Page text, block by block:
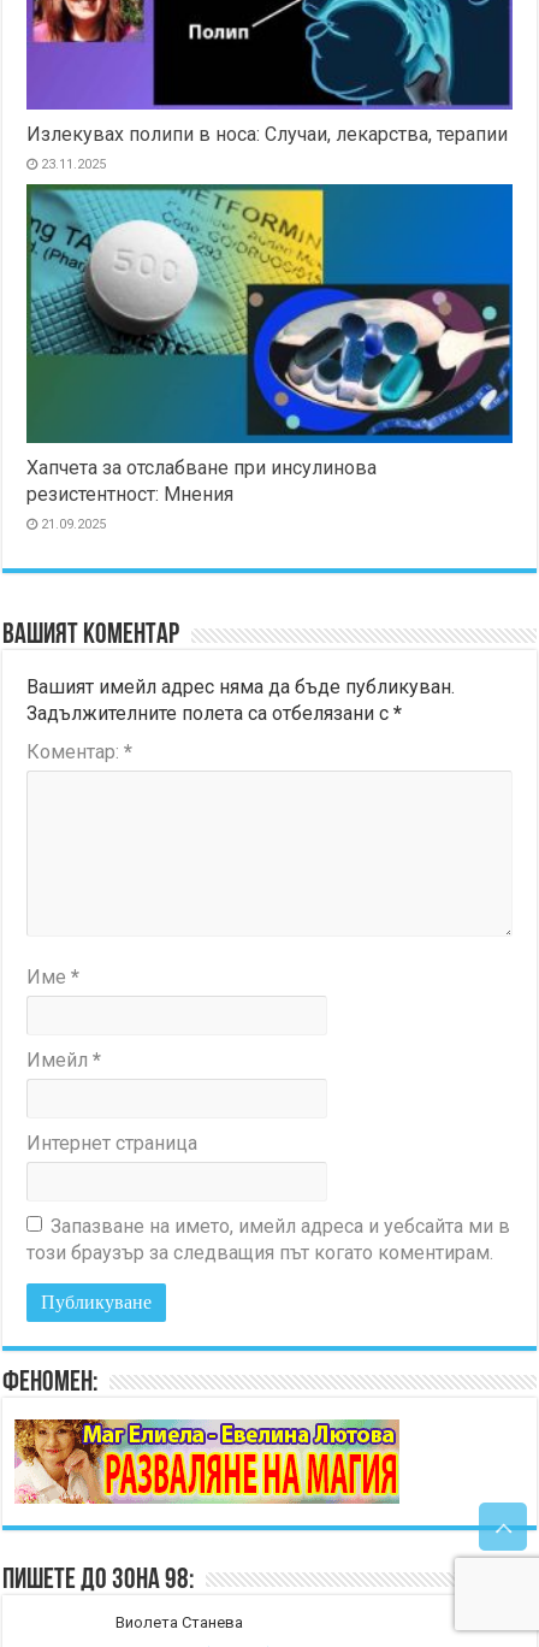
Излекувах полипи в носа: Случаи, лекарства, терапии
23.11.2025
Хапчета за отслабване при инсулинова
резистентност: Мнения
21.09.2025
Вашият коментар
Вашият имейл адрес няма да бъде публикуван.
Задължителните полета са отбелязани с*
Коментар:*
Име*
Имейл*
Интернет страница
Запазване на името, имейл адреса и уебсайта ми в
този браузър за следващия път когато коментирам.
Феномен:
Пишете до Зона 98:
Виолета Станева